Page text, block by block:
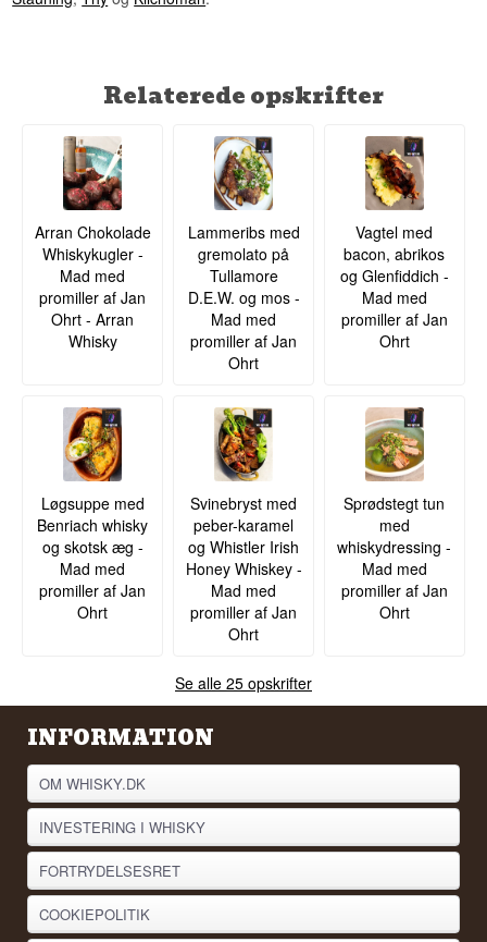
Relaterede opskrifter
Arran Chokolade
Whiskykugler -
Mad med
promiller af Jan
Ohrt - Arran
Whisky
Lammeribs med
gremolato på
Tullamore
D.E.W. og mos -
Mad med
promiller af Jan
Ohrt
Vagtel med
bacon, abrikos
og Glenfiddich -
Mad med
promiller af Jan
Ohrt
Løgsuppe med
Benriach whisky
og skotsk æg -
Mad med
promiller af Jan
Ohrt
Svinebryst med
peber-karamel
og Whistler Irish
Honey Whiskey -
Mad med
promiller af Jan
Ohrt
Sprødstegt tun
med
whiskydressing -
Mad med
promiller af Jan
Ohrt
Se alle 25 opskrifter
INFORMATION
OM WHISKY.DK
INVESTERING I WHISKY
FORTRYDELSESRET
COOKIEPOLITIK